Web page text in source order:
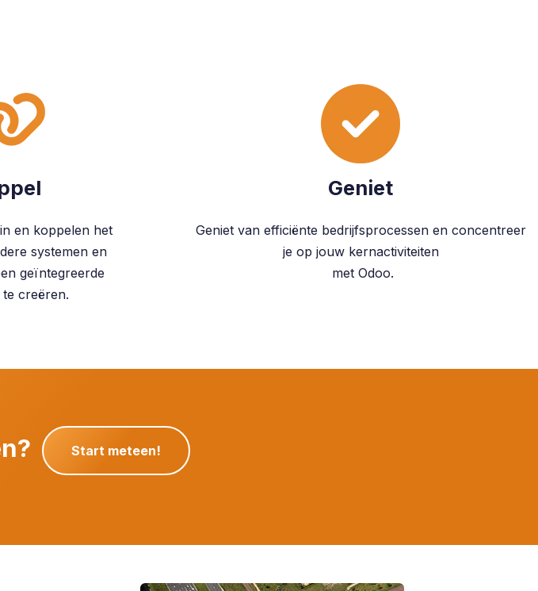
en koppelen het
systemen en
geïntegreerde
creëren.
Geniet
Geniet van efficiënte bedrijfsprocessen en concentreer
je op jouw kernactiviteiten
met Odoo.
Start meteen!